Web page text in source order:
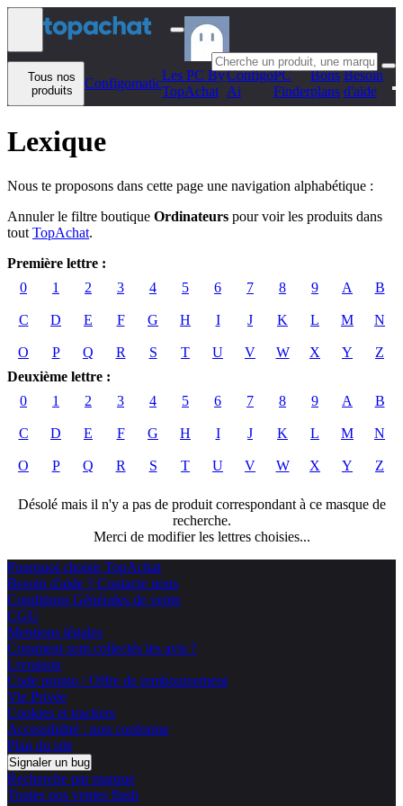
Aller au contenu
Tous nos
produits
Configomatic
Les PC By
TopAchat
Configo
Ai
PC
Finder
Bons
plans
Besoin
d'aide
Lexique
Nous te proposons dans cette page une navigation alphabétique :
Annuler le filtre boutique Ordinateurs pour voir les produits dans
tout TopAchat.
Première lettre :
0
1 2 3 4 5 6 7 8 9 A B
C D E F G H I J K L M N
O P Q R S T U V W X Y
Z
Deuxième lettre :
0
1 2 3 4 5 6 7 8 9 A B
C D E F G H I J K L M N
O P Q R S T U V W X Y Z
Désolé mais il n'y a pas de produit correspondant à ce masque de
recherche.
Merci de modifier les lettres choisies...
Pourquoi choisir TopAchat
Besoin d'aide ? Contacte nous
Conditions Générales de vente
CGU
Mentions légales
Comment sont collectés les avis ?
Livraison
Code promo / Offre de remboursement
Vie Privée
Cookies et trackers
Accessibilité : non conforme
Plan du site
Signaler un bug
Recherche par marque
Toutes nos ventes flash